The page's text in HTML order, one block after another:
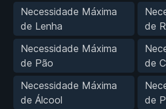
Necessidade Máxima
de Lenha
de
Necessidade Máxima
de Pão
de
Necessidade Máxima
de Álcool
de